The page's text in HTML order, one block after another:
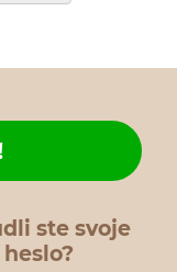
ste svoje
heslo?